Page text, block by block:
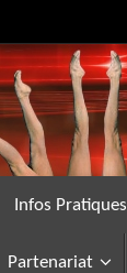
Infos Pratiques
Partenariat